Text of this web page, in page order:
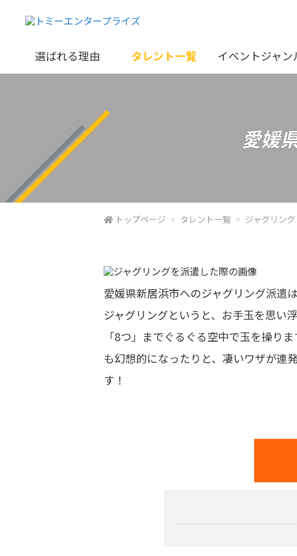
選ばれる理由 タレント一覧 イベントジャン
愛媛
トップページ タレント一覧 ジャグリング
愛媛県新居浜市へのジャグリング派遣
ジャグリングというと、お手玉を思い
「8つ」までぐるぐる空中で玉を操り
も幻想的になったりと、凄いワザが連発
す！